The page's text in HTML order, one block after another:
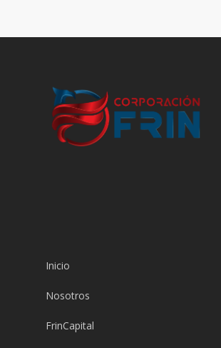
Inicio
Nosotros
FrinCapital